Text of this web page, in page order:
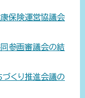
保険運営協議会
参画審議会の結
くり推進会議の